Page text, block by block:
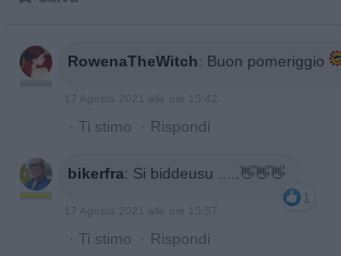
RowenaTheWitch: Buon pomeriggio
17 Agosto 2021 alle ore 15:42
· Ti stimo · Rispondi
bikerfra: Si biddeusu .....👋👋👋
1
17 Agosto 2021 alle ore 15:57
· Ti stimo · Rispondi